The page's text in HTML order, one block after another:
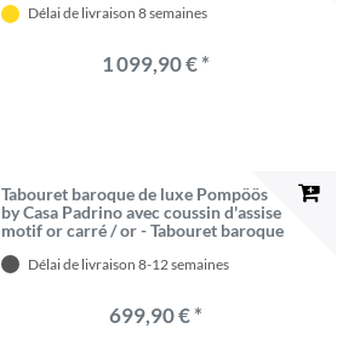
Délai de livraison 8 semaines
1 099,90 € *
Tabouret baroque de luxe Pompöös
by Casa Padrino avec coussin d'assise
motif or carré / or - Tabouret baroque
Glööckler
Délai de livraison 8-12 semaines
699,90 € *